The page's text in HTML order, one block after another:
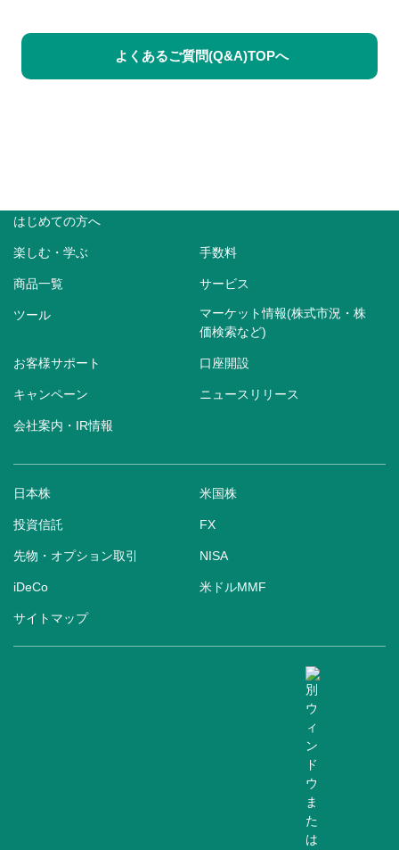
よくあるご質問(Q&A)TOPへ
はじめての方へ
楽しむ・学ぶ 手数料
商品一覧 サービス
ツール
マーケット情報(株式市況・株
価検索など)
お客様サポート 口座開設
キャンペーン ニュースリリース
会社案内・IR情報
日本株 米国株
投資信託 FX
先物・オプション取引 NISA
iDeCo 米ドルMMF
サイトマップ